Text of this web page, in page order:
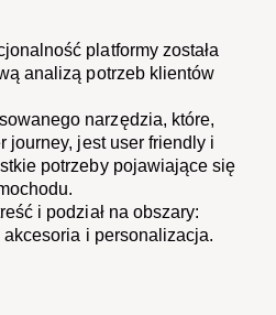
platformy została
analizą potrzeb klientów
narzędzia, które,
journey, jest user friendly i
potrzeby pojawiające się
i podział na obszary:
i personalizacja.